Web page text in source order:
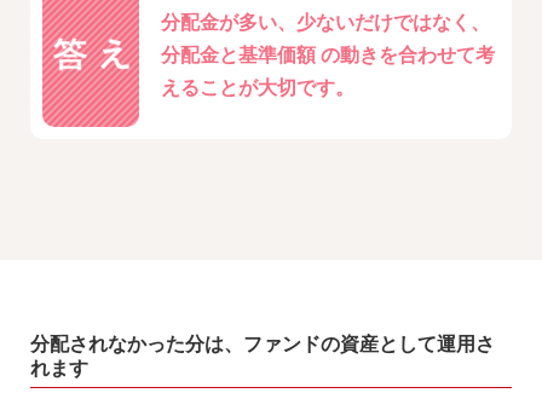
分配金が多い、少ないだけではなく、
分配金と基準価額 の動きを合わせて考
えることが大切です。
分配されなかった分は、ファンドの資産として運用さ
れます